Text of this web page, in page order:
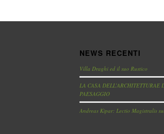
NEWS RECENTI
Villa Draghi ed il suo Rustico
LA CASA DELL’ARCHITETTURAE
PAESAGGIO
Andreas Kipar: Lectio Magistralis